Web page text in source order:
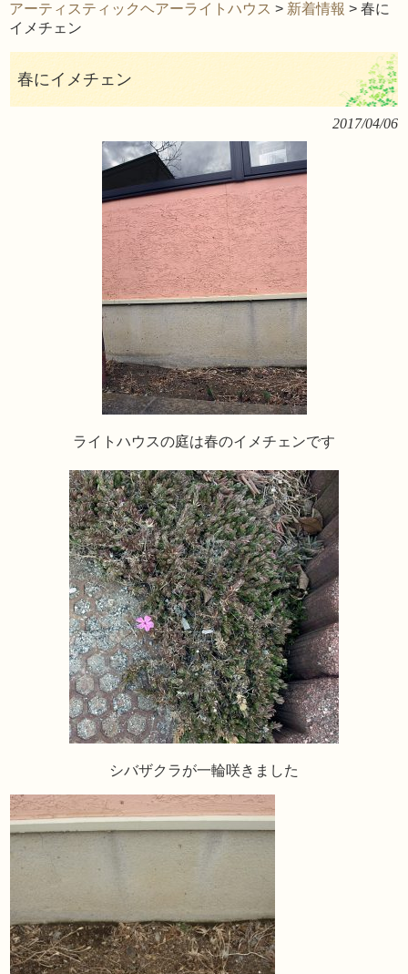
アーティスティックヘアーライトハウス > 新着情報 > 春に
イメチェン
春にイメチェン
2017/04/06
ライトハウスの庭は春のイメチェンです
シバザクラが一輪咲きました